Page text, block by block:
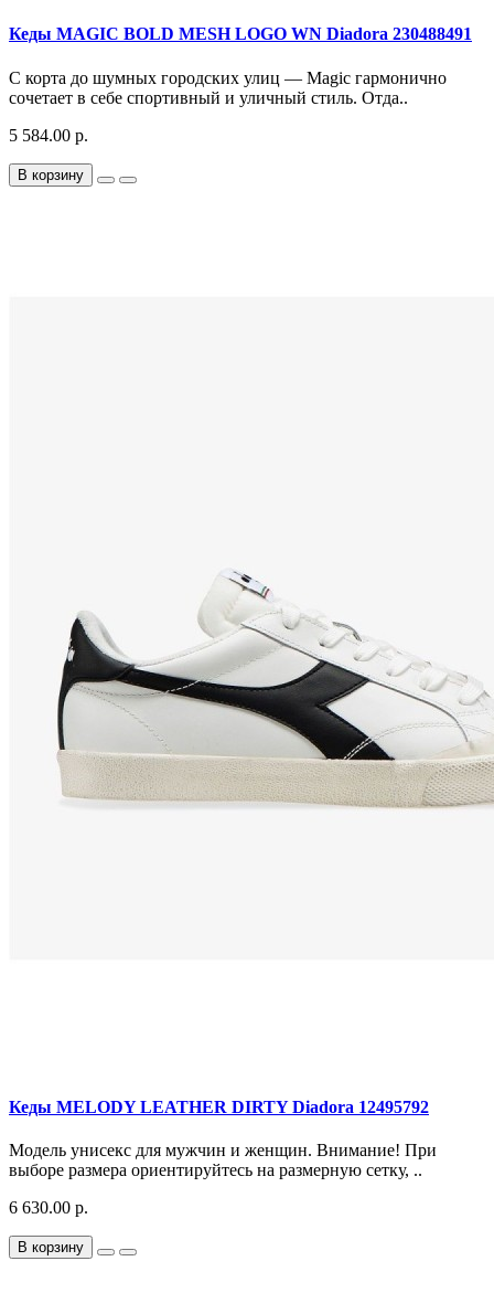
Кеды MAGIC BOLD MESH LOGO WN Diadora 230488491
С корта до шумных городских улиц — Magic гармонично
сочетает в себе спортивный и уличный стиль. Отда..
5 584.00 р.
В корзину
Кеды MELODY LEATHER DIRTY Diadora 12495792
Модель унисекс для мужчин и женщин. Внимание! При
выборе размера ориентируйтесь на размерную сетку, ..
6 630.00 р.
В корзину